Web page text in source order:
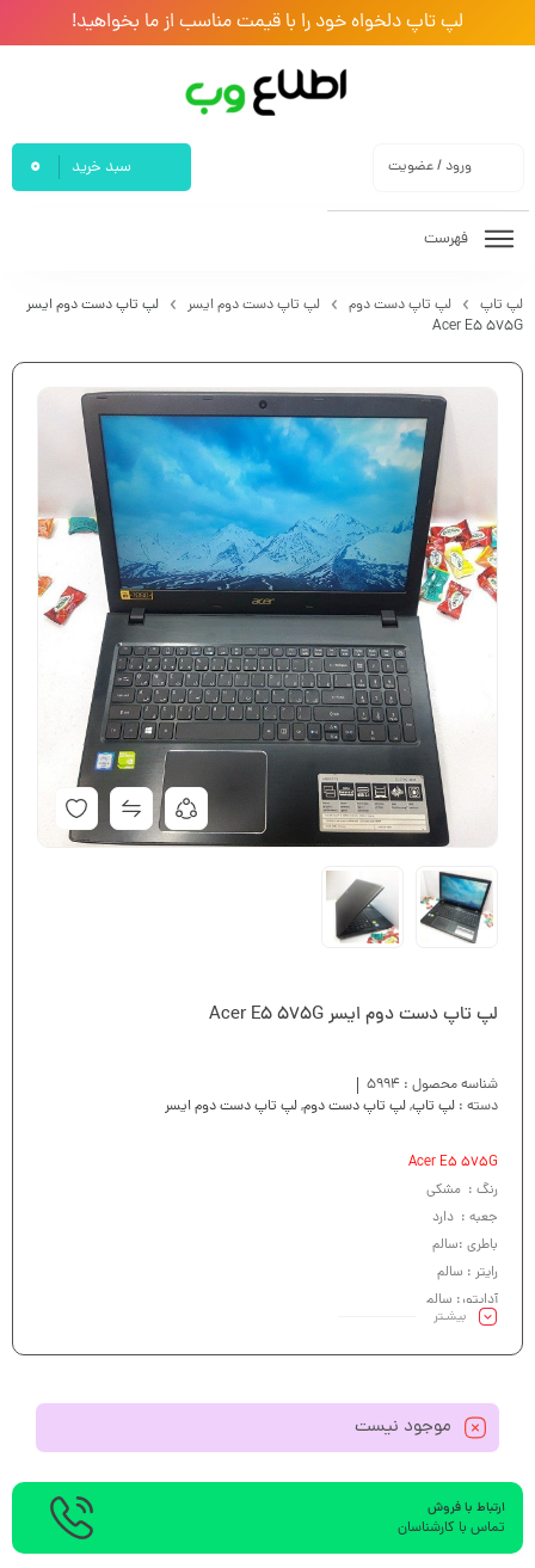
لپ تاپ دلخواه خود را با قیمت مناسب از ما بخواهید!
ورود / عضویت سبد خرید 0
فهرست
لپ تاپ لپ تاپ دست دوم لپ تاپ دست دوم ایسر
لپ تاپ دست دوم ایسر
Acer E5 575G
لپ تاپ دست دوم ایسر Acer E5 575G
شناسه محصول : 5994
دسته : لپ تاپ,لپ تاپ دست دوم,لپ تاپ دست دوم ایسر
Acer E5 575G
رنگ : مشکی
جعبه : دارد
باطری :سالم
رایتر : سالم
آداپتور: سالم
کیبرد : سالم
بیشـتر
موجود نیست
ارتباط با فروش
تماس با کارشناسان